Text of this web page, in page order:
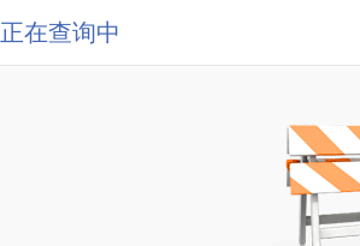
正在查询中